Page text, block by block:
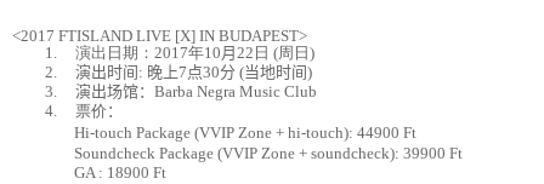
<2017 FTISLAND LIVE [X] IN BUDAPEST>
1.
演出日期： 2017年10月 22 日 (周日 )
2.
演出 时间 : 晚上7 点30分(当地时间)
3.
演出场馆： Barba Negra Music Club
4.
票价：
Hi-touch Package (VVIP Zone + hi-touch): 44900 Ft
Soundcheck Package (VVIP Zone + soundcheck): 39900 Ft
GA : 18900 Ft